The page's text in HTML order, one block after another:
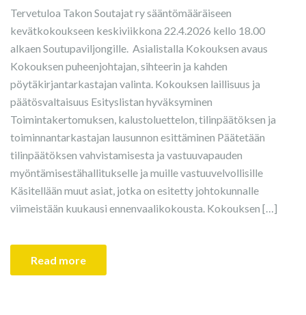
Tervetuloa Takon Soutajat ry sääntömääräiseen
kevätkokoukseen keskiviikkona 22.4.2026 kello 18.00
alkaen Soutupaviljongille. Asialistalla Kokouksen avaus
Kokouksen puheenjohtajan, sihteerin ja kahden
pöytäkirjantarkastajan valinta. Kokouksen laillisuus ja
päätösvaltaisuus Esityslistan hyväksyminen
Toimintakertomuksen, kalustoluettelon, tilinpäätöksen ja
toiminnantarkastajan lausunnon esittäminen Päätetään
tilinpäätöksen vahvistamisesta ja vastuuvapauden
myöntämisestähallitukselle ja muille vastuuvelvollisille
Käsitellään muut asiat, jotka on esitetty johtokunnalle
viimeistään kuukausi ennenvaalikokousta. Kokouksen […]
Read more